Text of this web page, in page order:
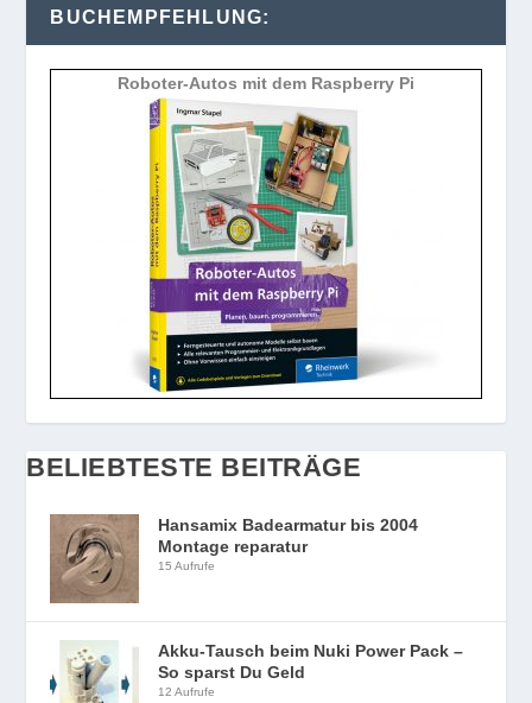
BUCHEMPFEHLUNG:
Roboter-Autos mit dem Raspberry Pi
BELIEBTESTE BEITRÄGE
Hansamix Badearmatur bis 2004
Montage reparatur
15 Aufrufe
Akku-Tausch beim Nuki Power Pack –
So sparst Du Geld
12 Aufrufe